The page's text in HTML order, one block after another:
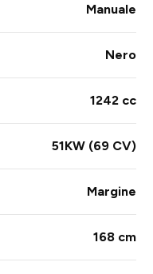
Manuale
Nero
1242 cc
51KW (69 CV)
Margine
168 cm